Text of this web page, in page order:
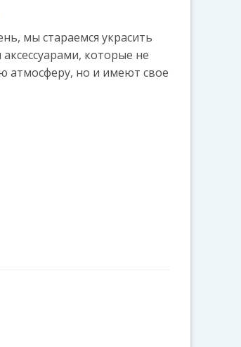
мы стараемся украсить
которые не
атмосферу, но и имеют свое